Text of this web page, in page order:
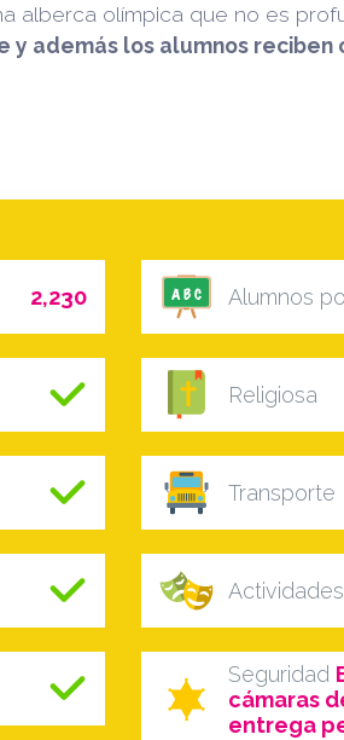
alberca olímpica que no es
y además los alumnos
2,230 Alumnos
Religiosa
Transporte
Seguridad
cámaras
entrega